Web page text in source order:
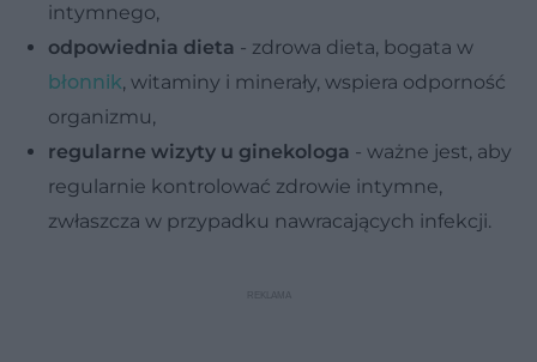
intymnego,
odpowiednia dieta - zdrowa dieta, bogata w
błonnik, witaminy i minerały, wspiera odporność
organizmu,
regularne wizyty u ginekologa - ważne jest, aby
regularnie kontrolować zdrowie intymne,
zwłaszcza w przypadku nawracających infekcji.